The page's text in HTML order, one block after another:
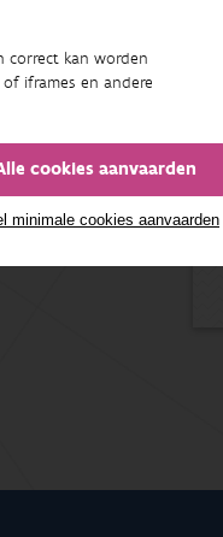
correct kan worden
iframes en andere
cookies aanvaarden
minimale cookies aanvaarden